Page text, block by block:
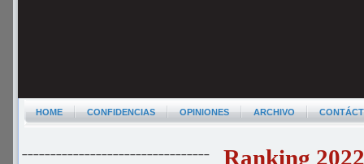
HOME CONFIDENCIAS OPINIONES ARCHIVO
–––––––––––––––––––––––––––––––––
Ranking